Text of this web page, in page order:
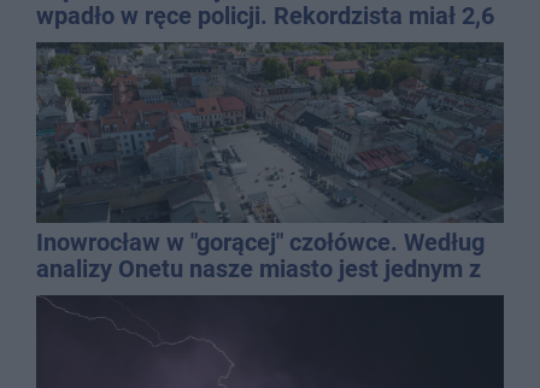
wpadło w ręce policji. Rekordzista miał 2,6
promila
Inowrocław w "gorącej" czołówce. Według
analizy Onetu nasze miasto jest jednym z
najbardziej narażonych na upały